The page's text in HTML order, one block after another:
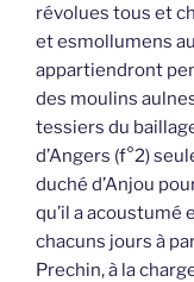
révolues tous et
et esmollumens
appartiendront
des moulins
tessiers du
d’Angers (f°2)
duché d’Anjou
qu’il a acoustumé
chacuns jours à
Prechin, à la